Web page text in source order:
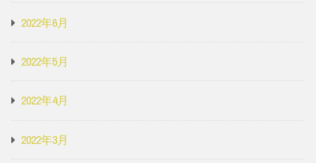
2022年6月
2022年5月
2022年4月
2022年3月